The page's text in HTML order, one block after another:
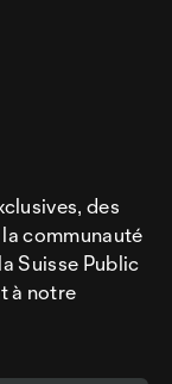
des
communauté
Suisse Public
à notre